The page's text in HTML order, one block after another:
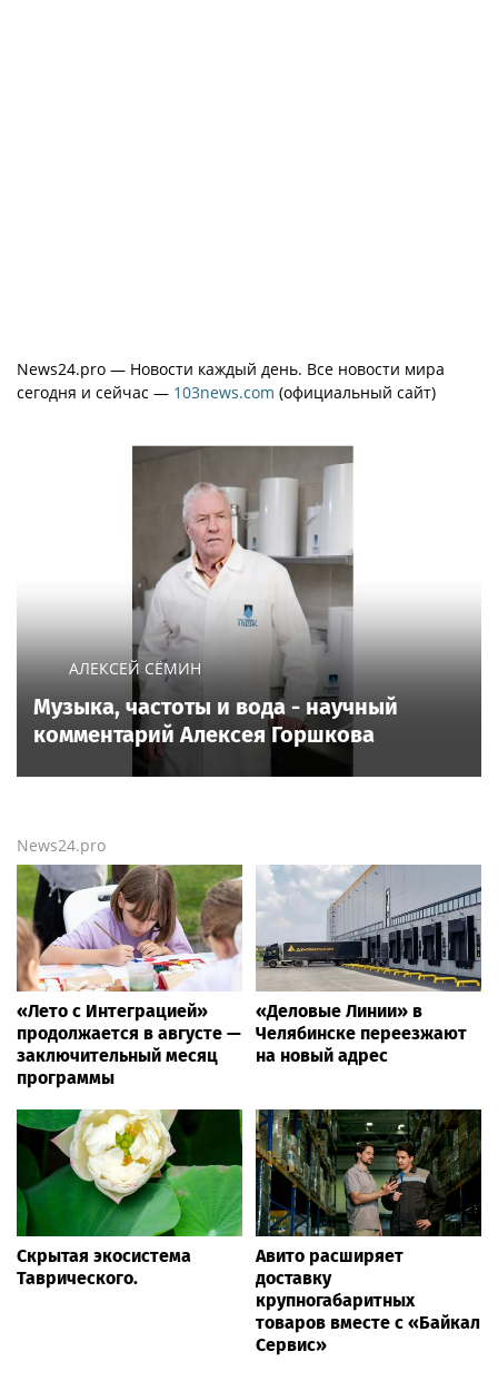
News24.pro — Новости каждый день. Все новости мира
сегодня и сейчас — 103news.com (официальный сайт)
АЛЕКСЕЙ СЁМИН
Музыка, частоты и вода - научный
комментарий Алексея Горшкова
News24.pro
«Лето с Интеграцией»
продолжается в августе —
заключительный месяц
программы
«Деловые Линии» в
Челябинске переезжают
на новый адрес
Скрытая экосистема
Таврического.
Авито расширяет
доставку
крупногабаритных
товаров вместе с «Байкал
Сервис»